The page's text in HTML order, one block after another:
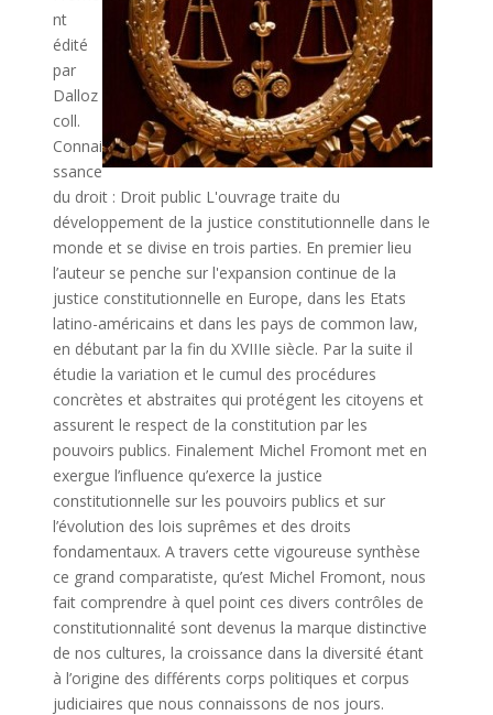
nt
édité
par
Dalloz
coll.
Connai
ssance
du droit : Droit public L'ouvrage traite du
développement de la justice constitutionnelle dans le
monde et se divise en trois parties. En premier lieu
l’auteur se penche sur l'expansion continue de la
justice constitutionnelle en Europe, dans les Etats
latino-américains et dans les pays de common law,
en débutant par la fin du XVIIIe siècle. Par la suite il
étudie la variation et le cumul des procédures
concrètes et abstraites qui protégent les citoyens et
assurent le respect de la constitution par les
pouvoirs publics. Finalement Michel Fromont met en
exergue l’influence qu’exerce la justice
constitutionnelle sur les pouvoirs publics et sur
l’évolution des lois suprêmes et des droits
fondamentaux. A travers cette vigoureuse synthèse
ce grand comparatiste, qu’est Michel Fromont, nous
fait comprendre à quel point ces divers contrôles de
constitutionnalité sont devenus la marque distinctive
de nos cultures, la croissance dans la diversité étant
à l’origine des différents corps politiques et corpus
judiciaires que nous connaissons de nos jours.